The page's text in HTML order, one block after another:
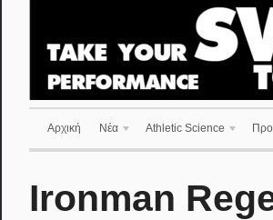
Αρχική Νέα Athletic Science
Ironman